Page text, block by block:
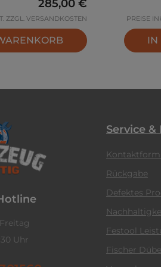
Regulärer Preis:
285,00 €
ZZGL. VERSANDKOSTEN PREISE
IN
Uhr
Service &
Rückgabe
Defektes
Festool
Fischer